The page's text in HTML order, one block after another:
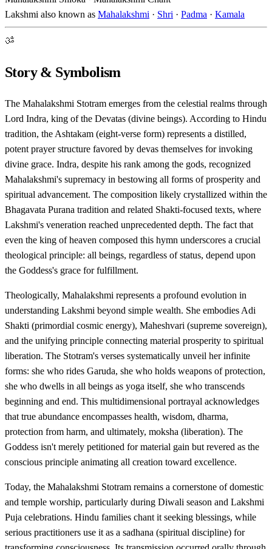
Lakshmi also known as Mahalakshmi · Shri · Padma · Kamala
ॐ
Story & Symbolism
The Mahalakshmi Stotram emerges from the celestial realms through
Lord Indra, king of the Devatas (divine beings). According to Hindu
tradition, the Ashtakam (eight-verse form) represents a distilled,
potent prayer structure favored by devas themselves for invoking
divine grace. Indra, despite his rank among the gods, recognized
Mahalakshmi's supremacy in bestowing all forms of prosperity and
spiritual advancement. The composition likely crystallized within the
Bhagavata Purana tradition and related Shakti-focused texts, where
Lakshmi's veneration reached unprecedented depth. The fact that
even the king of heaven composed this hymn underscores a crucial
theological principle: all beings, regardless of status, depend upon
the Goddess's grace for fulfillment.
Theologically, Mahalakshmi represents a profound evolution in
understanding Lakshmi beyond simple wealth. She embodies Adi
Shakti (primordial cosmic energy), Maheshvari (supreme sovereign),
and the unifying principle connecting material prosperity to spiritual
liberation. The Stotram's verses systematically unveil her infinite
forms: she who rides Garuda, she who holds weapons of protection,
she who dwells in all beings as yoga itself, she who transcends
beginning and end. This multidimensional portrayal acknowledges
that true abundance encompasses health, wisdom, dharma,
protection from harm, and ultimately, moksha (liberation). The
Goddess isn't merely petitioned for material gain but revered as the
conscious principle animating all creation toward excellence.
Today, the Mahalakshmi Stotram remains a cornerstone of domestic
and temple worship, particularly during Diwali season and Lakshmi
Puja celebrations. Hindu families chant it seeking blessings, while
serious practitioners use it as a sadhana (spiritual discipline) for